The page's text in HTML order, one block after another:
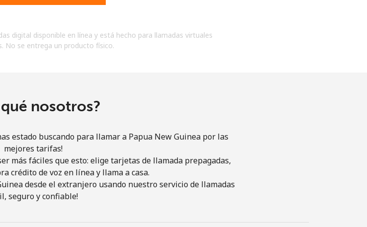
Términos y condiciones.
Únete
¡Hola!
digital disponible en línea y está hecho para llamadas virtuales
No se entrega un producto físico.
nosotros?
estado buscando para llamar a Papua New Guinea por las
mejores tarifas!
más fáciles que esto: elige tarjetas de llamada prepagadas,
crédito de voz en línea y llama a casa.
desde el extranjero usando nuestro servicio de llamadas
seguro y confiable!